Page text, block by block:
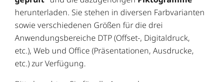
herunterladen. Sie stehen in diversen Farbvarianten
sowie verschiedenen Größen für die drei
Anwendungsbereiche DTP (Offset-, Digitaldruck,
etc.), Web und Office (Präsentationen, Ausdrucke,
etc.) zur Verfügung.